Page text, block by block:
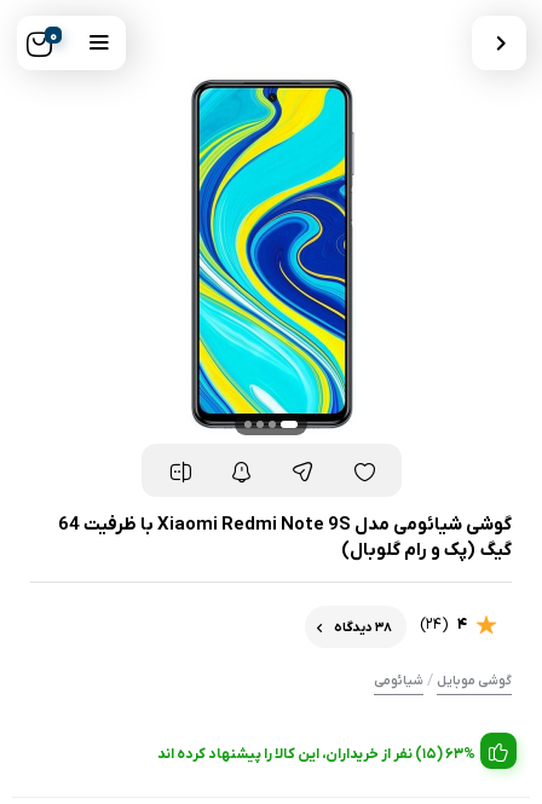
0
گوشی شیائومی مدل Xiaomi Redmi Note 9S با ظرفیت 64
گیگ (پک و رام گلوبال)
4
(24) 38 دیدگاه
گوشی موبایل / شیائومی
63% (15) نفر از خریداران، این کالا را پیشنهاد کرده اند